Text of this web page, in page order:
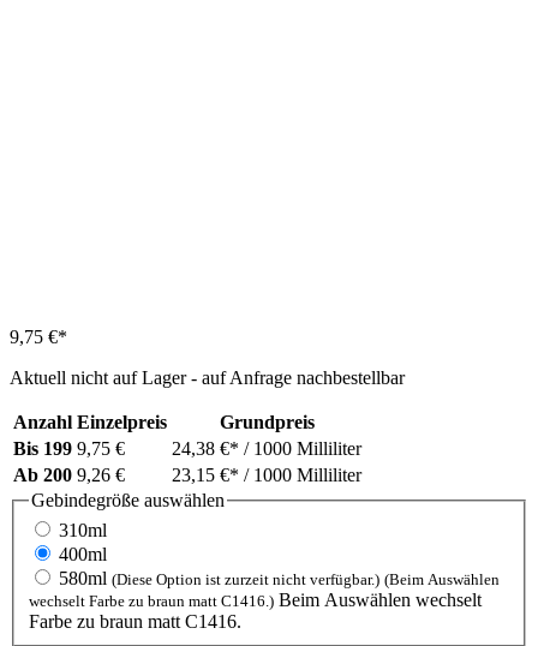
9,75 €*
Aktuell nicht auf Lager - auf Anfrage nachbestellbar
Anzahl Einzelpreis
Grundpreis
Bis 199 9,75 € 24,38 €* / 1000 Milliliter
Ab 200 9,26 € 23,15 €* / 1000 Milliliter
Gebindegröße auswählen
310ml
400ml
580ml (Diese Option ist zurzeit nicht verfügbar.) (Beim Auswählen
wechselt Farbe zu braun matt C1416.) Beim Auswählen wechselt
Farbe zu braun matt C1416.